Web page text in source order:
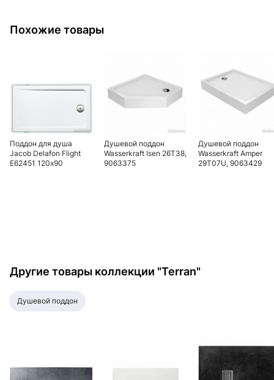
Похожие товары
Поддон для душа
Jacob Delafon Flight
E62451 120х90
Душевой поддон
Wasserkraft Isen 26T38,
9063375
Душевой поддон
Wasserkraft Amper
29T07U, 9063429
Другие товары коллекции "Terran"
душевой поддон